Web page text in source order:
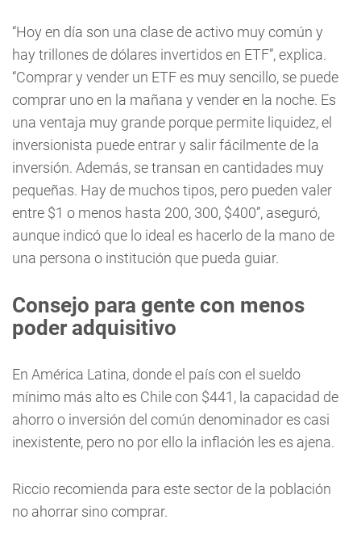
“Hoy en día son una clase de activo muy común y
hay trillones de dólares invertidos en ETF”, explica.
“Comprar y vender un ETF es muy sencillo, se puede
comprar uno en la mañana y vender en la noche. Es
una ventaja muy grande porque permite liquidez, el
inversionista puede entrar y salir fácilmente de la
inversión. Además, se transan en cantidades muy
pequeñas. Hay de muchos tipos, pero pueden valer
entre $1 o menos hasta 200, 300, $400”, aseguró,
aunque indicó que lo ideal es hacerlo de la mano de
una persona o institución que pueda guiar.
Consejo para gente con menos
poder adquisitivo
En América Latina, donde el país con el sueldo
mínimo más alto es Chile con $441, la capacidad de
ahorro o inversión del común denominador es casi
inexistente, pero no por ello la inflación les es ajena.
Riccio recomienda para este sector de la población
no ahorrar sino comprar.